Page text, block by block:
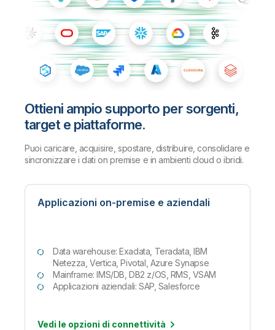
Ottieni ampio supporto per sorgenti,
target e piattaforme.
Puoi caricare, acquisire, spostare, distribuire, consolidare e
sincronizzare i dati on premise e in ambienti cloud o ibridi.
Applicazioni on-premise e aziendali
Data warehouse: Exadata, Teradata, IBM
Netezza, Vertica, Pivotal, Azure Synapse
Mainframe: IMS/DB, DB2 z/OS, RMS, VSAM
Applicazioni aziendali: SAP, Salesforce
Vedi le opzioni di connettività